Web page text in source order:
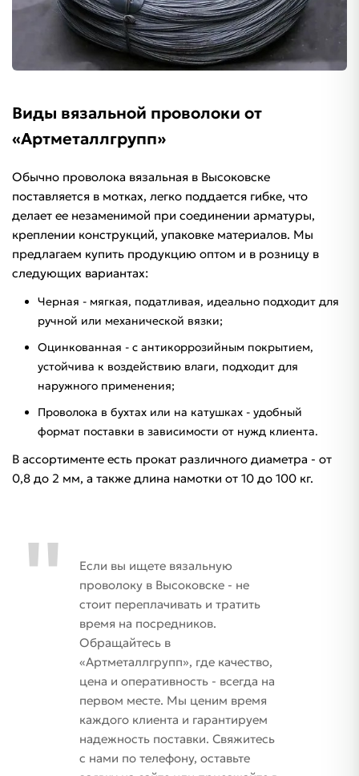
Виды вязальной проволоки от
«Артметаллгрупп»
Обычно проволока вязальная в Высоковске
поставляется в мотках, легко поддается гибке, что
делает ее незаменимой при соединении арматуры,
креплении конструкций, упаковке материалов. Мы
предлагаем купить продукцию оптом и в розницу в
следующих вариантах:
Черная - мягкая, податливая, идеально подходит для
ручной или механической вязки;
Оцинкованная - с антикоррозийным покрытием,
устойчива к воздействию влаги, подходит для
наружного применения;
Проволока в бухтах или на катушках - удобный
формат поставки в зависимости от нужд клиента.
В ассортименте есть прокат различного диаметра - от
0,8 до 2 мм, а также длина намотки от 10 до 100 кг.
Если вы ищете вязальную
проволоку в Высоковске - не
стоит переплачивать и тратить
время на посредников.
Обращайтесь в
«Артметаллгрупп», где качество,
цена и оперативность - всегда на
первом месте. Мы ценим время
каждого клиента и гарантируем
надежность поставки. Свяжитесь
с нами по телефону, оставьте